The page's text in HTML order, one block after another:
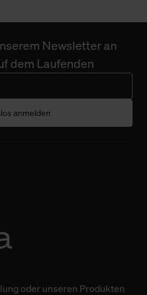
Newsletter an
dem Laufenden
anmelden
oder unseren Produkten